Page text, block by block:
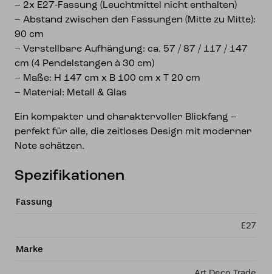
– 2x E27-Fassung (Leuchtmittel nicht enthalten)
– Abstand zwischen den Fassungen (Mitte zu Mitte):
90 cm
– Verstellbare Aufhängung: ca. 57 / 87 / 117 / 147
cm (4 Pendelstangen à 30 cm)
– Maße: H 147 cm x B 100 cm x T 20 cm
– Material: Metall & Glas
Ein kompakter und charaktervoller Blickfang –
perfekt für alle, die zeitloses Design mit moderner
Note schätzen.
Spezifikationen
Fassung
E27
Marke